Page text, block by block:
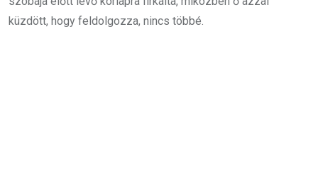
küzdött, hogy feldolgozza, nincs többé.